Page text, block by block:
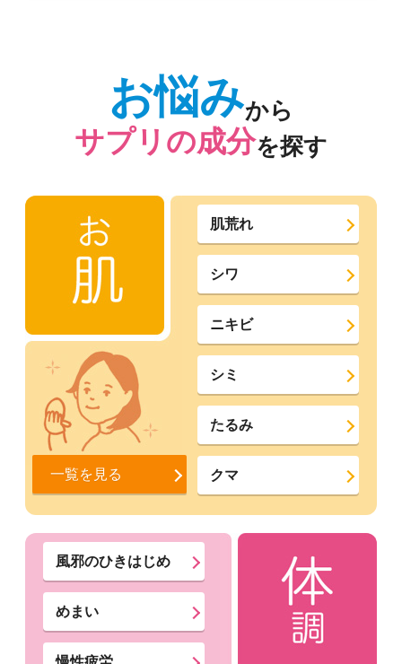
お悩みから
サプリの成分を探す
肌荒れ
シワ
ニキビ
シミ
たるみ
クマ
一覧を見る
風邪のひきはじめ
めまい